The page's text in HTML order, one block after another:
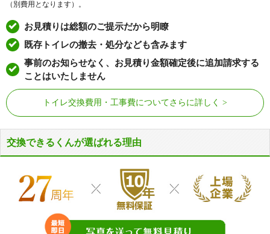
マ行
牧山、牧山海岸、牧山新町、丸町、南鳥旗町、明治町、
元宮町
ヤ行 夜宮
ア行
青葉台、伊川、泉ケ丘、稲積、今津、梅ノ木町、老松
町、大久保、大積、奥田
カ行
花月園、風師、春日町、片上海岸、片上町、上二十町、
上藤松、上本町、上馬寄、吉志、吉志新町、北川町、喜
多久、旧門司、清滝、清見、清見佐夜町、葛葉、黒川、
黒川東、黒川西、黄金町、小松町、小森江
サ行
栄町、猿喰、寺内、下二十町、下馬寄、社ノ木、庄司
町、白野江、城山町、新開、新原町、新門司、新門司
タ行
大里、大里桜ケ丘、大里新町、大里戸ノ上、大里原町、
大里東、大里東口、大里本町、大里元町、大里桃山町、
高砂町、高田、太刀浦海岸、谷町、田野浦、田野浦海
岸、恒見、恒見町
（別費用となります）。
お見積りは総額のご提示だから明瞭
既存トイレの撤去・処分なども含みます
事前のお知らせなく、お見積り金額確定後に追加請求する
ことはいたしません
トイレ交換費用・工事費についてさらに詳しく
交換できるくんが選ばれる理由